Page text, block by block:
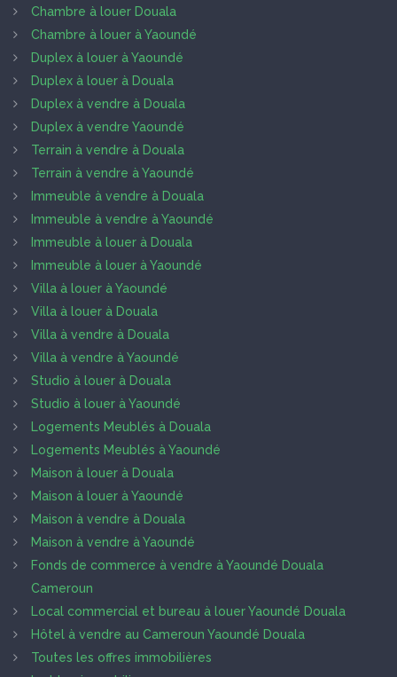
Chambre à louer Douala
Chambre à louer à Yaoundé
Duplex à louer à Yaoundé
Duplex à louer à Douala
Duplex à vendre à Douala
Duplex à vendre Yaoundé
Terrain à vendre à Douala
Terrain à vendre à Yaoundé
Immeuble à vendre à Douala
Immeuble à vendre à Yaoundé
Immeuble à louer à Douala
Immeuble à louer à Yaoundé
Villa à louer à Yaoundé
Villa à louer à Douala
Villa à vendre à Douala
Villa à vendre à Yaoundé
Studio à louer à Douala
Studio à louer à Yaoundé
Logements Meublés à Douala
Logements Meublés à Yaoundé
Maison à louer à Douala
Maison à louer à Yaoundé
Maison à vendre à Douala
Maison à vendre à Yaoundé
Fonds de commerce à vendre à Yaoundé Douala
Cameroun
Local commercial et bureau à louer Yaoundé Douala
Hôtel à vendre au Cameroun Yaoundé Douala
Toutes les offres immobilières